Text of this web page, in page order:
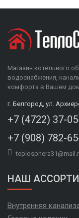
Магазин котельного
водоснабжения,
комфорта в Вашем
г. Белгород, ул.
+7 (4722) 37-
+7 (908) 782-
НАШ
Внутренняя